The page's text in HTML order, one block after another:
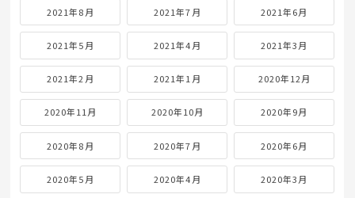
2021年8月 2021年7月 2021年6月
2021年5月 2021年4月 2021年3月
2021年2月 2021年1月 2020年12月
2020年11月 2020年10月 2020年9月
2020年8月 2020年7月 2020年6月
2020年5月 2020年4月 2020年3月